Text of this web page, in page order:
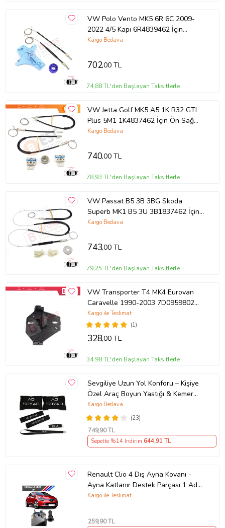
VW Polo Vento MK5 6R 6C 2009-
2022 4/5 Kapı 6R4839462 İçin
Elektrikli Arka Sağ Cam Kriko Tamir
Kargo Bedava
702,00 TL
74,88 TL'den Başlayan Taksitlerle
VW Jetta Golf MK5 A5 1K R32 GTI
Plus 5M1 1K4837462 İçin Ön Sağ
Kapı Cam Kriko Tamir Seti
Kargo Bedava
740,00 TL
78,93 TL'den Başlayan Taksitlerle
VW Passat B5 3B 3BG Skoda
Superb MK1 B5 3U 3B1837462 İçin
Ön Sağ Cam Kriko Tamir Seti
Kargo Bedava
743,00 TL
79,25 TL'den Başlayan Taksitlerle
VW Transporter T4 MK4 Eurovan
Caravelle 1990-2003 7D0959802
İçin Ön Sağ Cam Kriko Tamir Klips
Ayağı
(1)
Kargo ile Teslimat
328,00 TL
34,98 TL'den Başlayan Taksitlerle
Sevgiliye Uzun Yol Konforu – Kişiye
Özel Araç Boyun Yastığı & Kemer
Pedi Hediye Seti
(23)
Kargo Bedava
749,90 TL
Sepette %14 İndirim 644,91 TL
Renault Clio 4 Dış Ayna Kovanı -
Ayna Katlanır Destek Parçası 1 Adet
490307706 M3625
Kargo ile Teslimat
259,90 TL